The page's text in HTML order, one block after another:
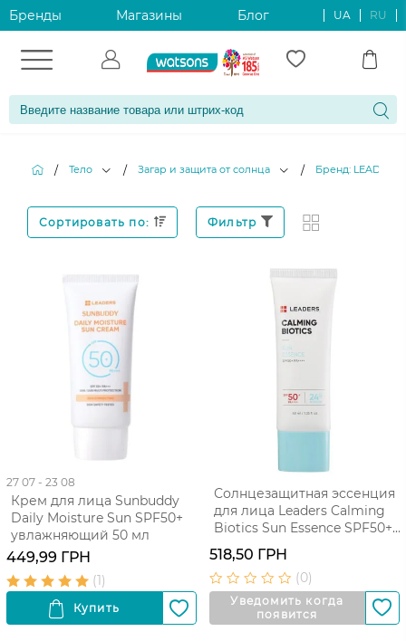
Бренды Магазины Блог UA RU
/ Тело / Загар и защита от солнца / Бренд: LEADERS
Сортировать по: Фильтр
27 07 - 23 08
Крем для лица Sunbuddy
Daily Moisture Sun SPF50+
увлажняющий 50 мл
449,99 ГРН
Солнцезащитная эссенция
для лица Leaders Calming
Biotics Sun Essence SPF50+
518,50 ГРН